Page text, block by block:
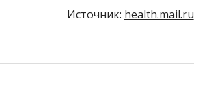
Источник: health.mail.ru